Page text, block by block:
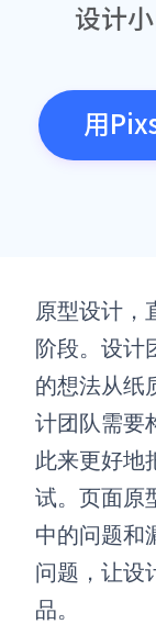
设计
用
原型设计，
阶段。设计
的想法从纸
计团队需要
此来更好地
试。页面原
中的问题和
问题，让设
品。